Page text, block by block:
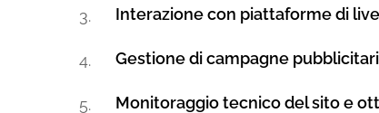
Interazione con piattaforme di
Gestione di campagne
Monitoraggio tecnico del sito e